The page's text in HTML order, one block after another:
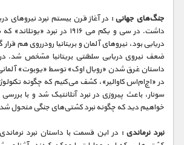
جنگ‌های جهانی : در آغاز قرن بیستم نبرد نیروهای
داشت. در سی و یکم می ۱۹۱۶ در
دریایی بود، نیروهای آلمان و بریتانیا رودرروی هم
ضعف نیروی دریایی سلطنتی بریتانیا مشخص شد. در
داستان غرق شدن «رویال اوک» توسط «یوبوت»
در «اچ‌ام‌اس کاوالیر»، کشف می‌کنیم که چگونه
سونار، باعث پیروزی در نبرد آتلانتیک شد و با
خواهیم دید که چگونه نبرد کشتی‌های جنگی متحول
نبرد نرماندی :